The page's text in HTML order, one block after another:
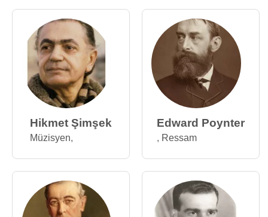
Hikmet Şimşek
Müzisyen,
Edward Poynter
, Ressam